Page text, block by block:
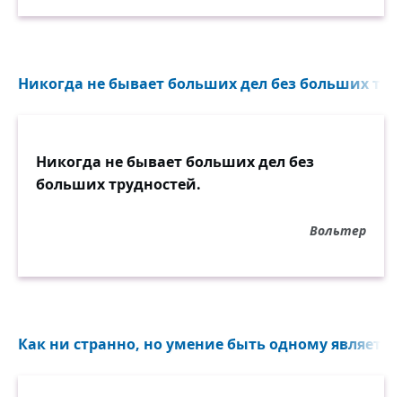
Никогда не бывает больших дел без больших
Никогда не бывает больших дел без
больших трудностей.
Вольтер
Как ни странно, но умение быть одному